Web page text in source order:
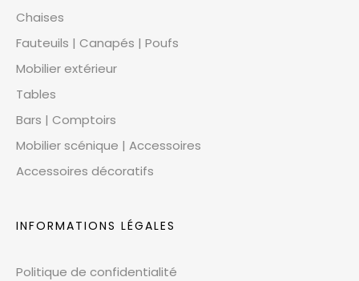
Chaises
Fauteuils | Canapés | Poufs
Mobilier extérieur
Tables
Bars | Comptoirs
Mobilier scénique | Accessoires
Accessoires décoratifs
INFORMATIONS LÉGALES
Politique de confidentialité